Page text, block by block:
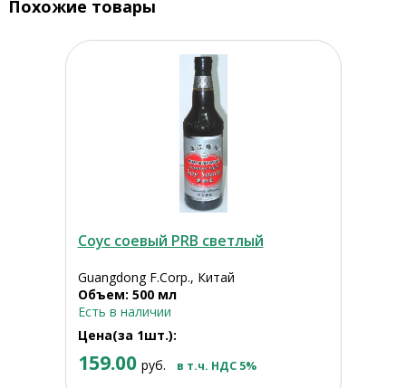
Похожие товары
Соус соевый PRB светлый
Guangdong F.Corp., Китай
Объем: 500 мл
Есть в наличии
Цена(за 1шт.):
159.00 руб. в т.ч. НДС 5%